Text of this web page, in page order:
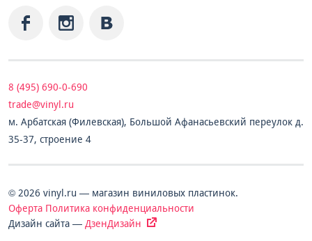
8 (495) 690-0-690
trade@vinyl.ru
м. Арбатская (Филевская), Большой Афанасьевский переулок д.
35-37, строение 4
© 2026 vinyl.ru — магазин виниловых пластинок.
Оферта Политика конфиденциальности
Дизайн сайта — ДзенДизайн